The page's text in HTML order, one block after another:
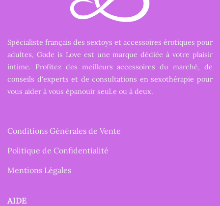
Spécialiste français des sextoys et accessoires érotiques pour
adultes, Gode is Love est une marque dédiée à votre plaisir
intime. Profitez des meilleurs accessoires du marché, de
conseils d'experts et de consultations en sexothérapie pour
vous aider à vous épanouir seul.e ou à deux.
Conditions Générales de Vente
Politique de Confidentialité
Mentions Légales
AIDE